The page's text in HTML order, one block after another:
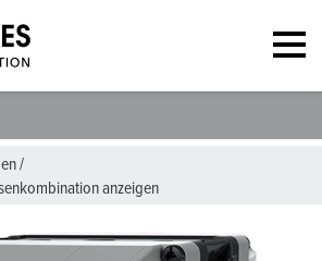
/
anzeigen